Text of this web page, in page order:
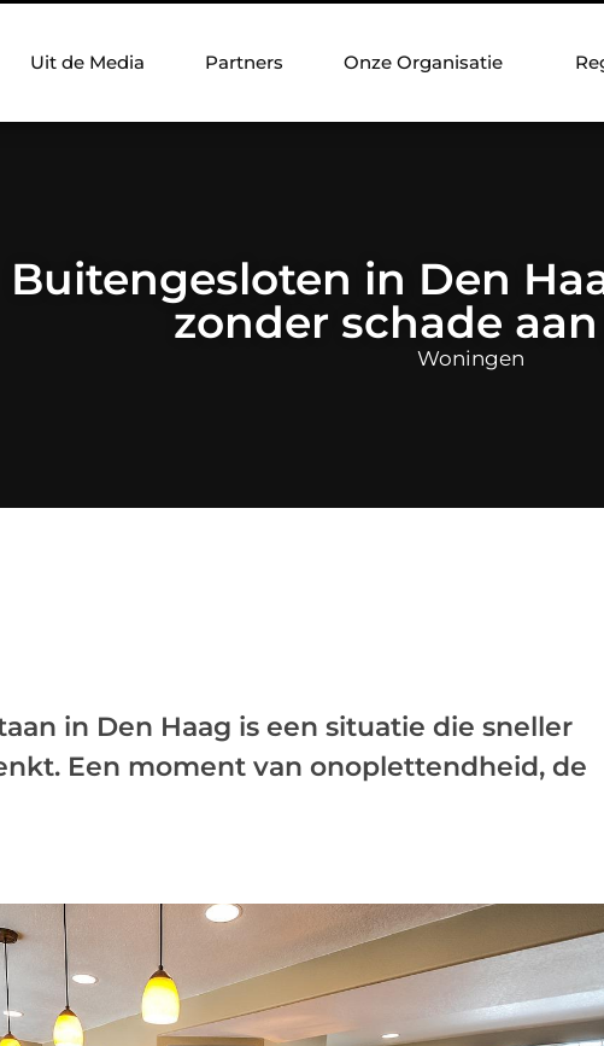
Uit de Media Partners Onze Organisatie
Buitengesloten in Den
zonder schade
Woningen
in Den Haag is een situatie die sneller
Een moment van onoplettendheid, de